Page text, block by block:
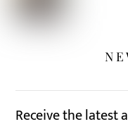
Receive the latest